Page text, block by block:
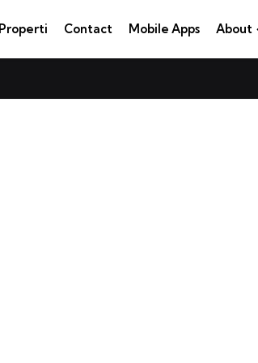
Properti Contact Mobile Apps About